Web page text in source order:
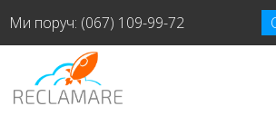
Ми поруч: (067) 109-99-72